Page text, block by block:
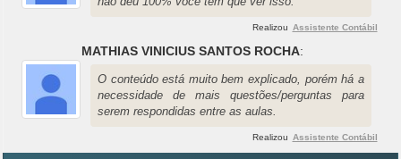
Realizou Assistente Contábil
MATHIAS VINICIUS SANTOS ROCHA:
O conteúdo está muito bem explicado, porém há a
necessidade de mais questões/perguntas para
serem respondidas entre as aulas.
Realizou Assistente Contábil